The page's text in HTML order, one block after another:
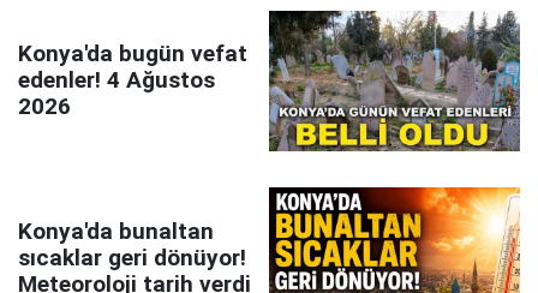
Konya'da bugün vefat
edenler! 4 Ağustos
2026
Konya'da bunaltan
sıcaklar geri dönüyor!
Meteoroloji tarih verdi